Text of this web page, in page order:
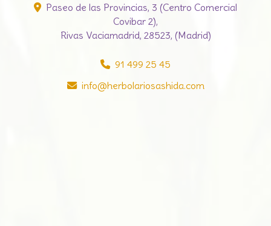
Paseo de las Provincias, 3 (Centro Comercial
Covibar 2),
Rivas Vaciamadrid, 28523, (Madrid)
91 499 25 45
info
herbolariosashida.com